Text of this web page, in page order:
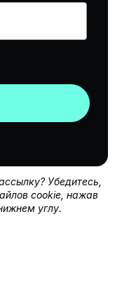
Убедитесь,
cookie, нажав
углу.